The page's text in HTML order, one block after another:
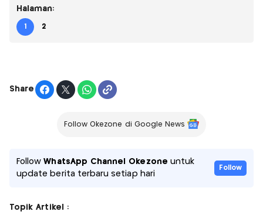
Halaman:
1 2
Share
Follow Okezone di Google News
FollowWhatsApp Channel Okezone untuk
update berita terbaru setiap hari
Follow
Topik Artikel :